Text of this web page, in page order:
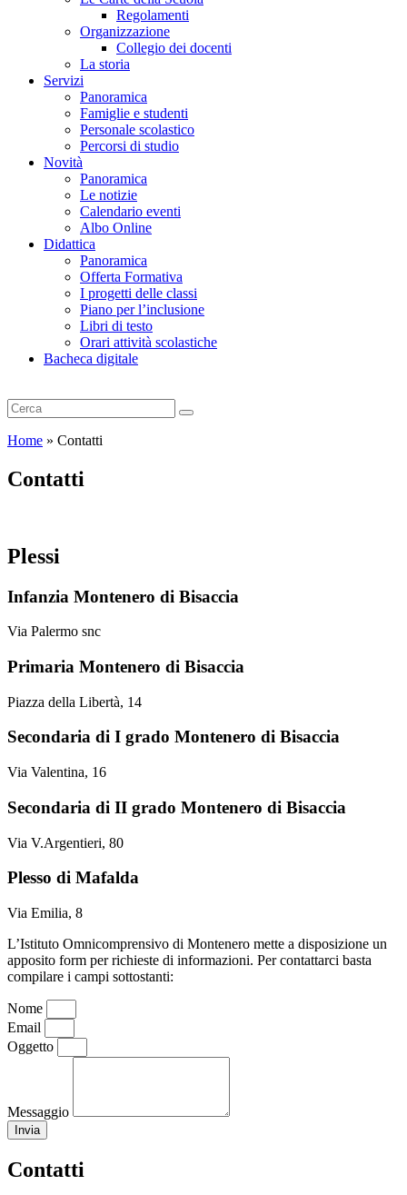
Regolamenti
Organizzazione
Collegio dei docenti
La storia
Servizi
Panoramica
Famiglie e studenti
Personale scolastico
Percorsi di studio
Novità
Panoramica
Le notizie
Calendario eventi
Albo Online
Didattica
Panoramica
Offerta Formativa
I progetti delle classi
Piano per l’inclusione
Libri di testo
Orari attività scolastiche
Bacheca digitale
Home » Contatti
Contatti
Plessi
Infanzia Montenero di Bisaccia
Via Palermo snc
Primaria Montenero di Bisaccia
Piazza della Libertà, 14
Secondaria di I grado Montenero di Bisaccia
Via Valentina, 16
Secondaria di II grado Montenero di Bisaccia
Via V.Argentieri, 80
Plesso di Mafalda
Via Emilia, 8
L’Istituto Omnicomprensivo di Montenero mette a disposizione un
apposito form per richieste di informazioni. Per contattarci basta
compilare i campi sottostanti:
Nome
Email
Oggetto
Messaggio
Invia
Contatti